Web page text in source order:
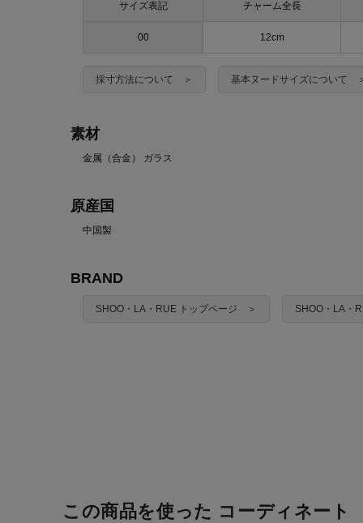
サイズ表記 チャーム全長
00 12cm
採寸方法について ＞ 基本ヌードサイズについて
素材
金属（合金） ガラス
原産国
中国製
BRAND
SHOO・LA・RUE トップページ ＞ SHOO・LA・
この商品を使った